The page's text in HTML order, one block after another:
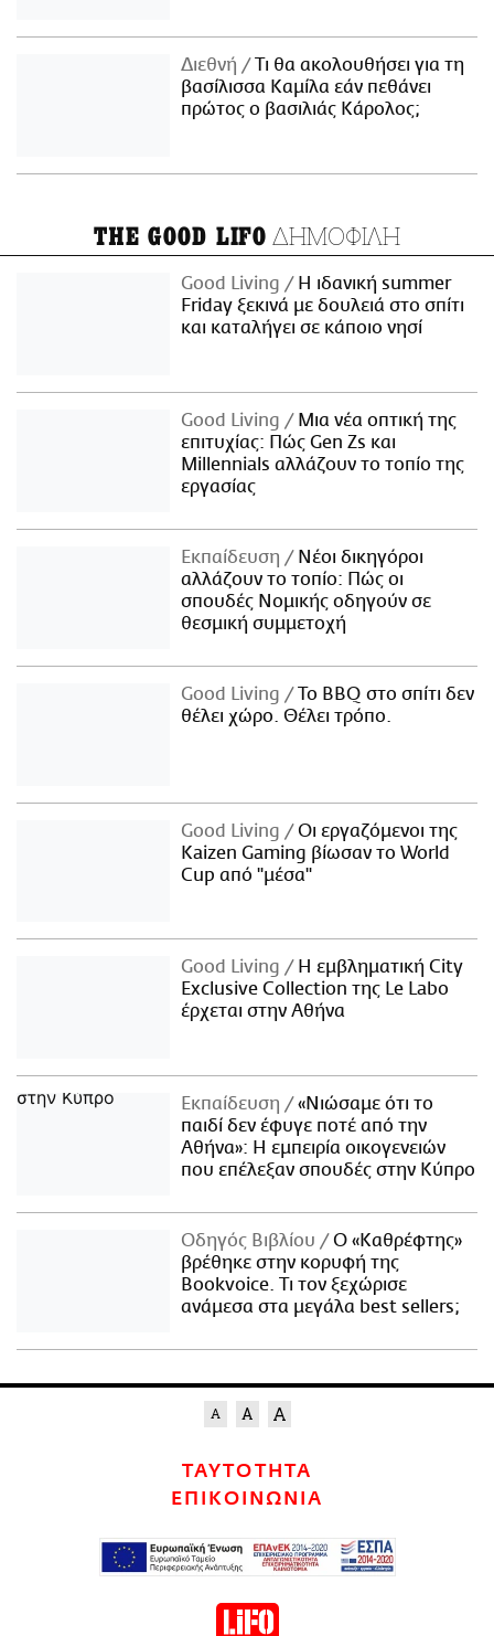
Διεθνή
Τι θα ακολουθήσει για τη
βασίλισσα Καμίλα εάν πεθάνει
πρώτος ο βασιλιάς Κάρολος;
THE GOOD LIFO ΔΗΜΟΦΙΛΗ
Good Living
Η ιδανική summer
Friday ξεκινά με δουλειά στο σπίτι
και καταλήγει σε κάποιο νησί
Good Living
Μια νέα οπτική της
επιτυχίας: Πώς Gen Zs και
Millennials αλλάζουν το τοπίο της
εργασίας
Εκπαίδευση
Νέοι δικηγόροι
αλλάζουν το τοπίο: Πώς οι
σπουδές Νομικής οδηγούν σε
θεσμική συμμετοχή
Good Living
Το BBQ στο σπίτι δεν
θέλει χώρο. Θέλει τρόπο.
Good Living
Οι εργαζόμενοι της
Kaizen Gaming βίωσαν το World
Cup από "μέσα"
Good Living
Η εμβληματική City
Exclusive Collection της Le Labo
έρχεται στην Αθήνα
Εκπαίδευση
«Νιώσαμε ότι το
παιδί δεν έφυγε ποτέ από την
Αθήνα»: Η εμπειρία οικογενειών
που επέλεξαν σπουδές στην Κύπρο
Οδηγός Βιβλίου
Ο «Καθρέφτης»
βρέθηκε στην κορυφή της
Bookvoice. Τι τον ξεχώρισε
ανάμεσα στα μεγάλα best sellers;
ΤΑΥΤΟΤΗΤΑ
ΕΠΙΚΟΙΝΩΝΙΑ